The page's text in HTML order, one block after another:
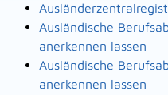
Ausländische
anerkennen lassen
Ausländische
anerkennen lassen